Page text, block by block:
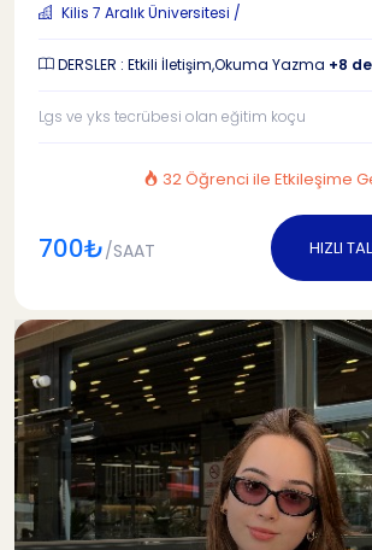
Kilis 7 Aralık Üniversitesi /
DERSLER : Etkili İletişim,Okuma Yazma +8
Lgs ve yks tecrübesi olan eğitim koçu
32 Öğrenci ile Etkileşime
700₺/SAAT HIZLI